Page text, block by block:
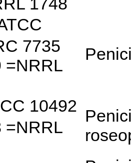
7735
=NRRL
10492
=NRRL